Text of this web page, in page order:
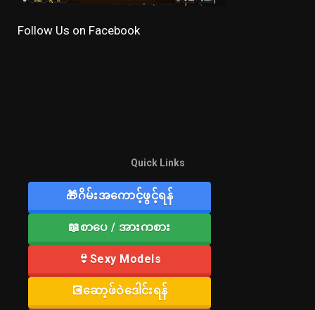
Follow Us on Facebook
Quick Links
🎁ဂိမ်းအကောင့်ဖွင့်ရန်
📖စာပေ / အားကစား
👙Sexy Models
💽ဆော့ဖ်ဝဲဒေါင်းရန်